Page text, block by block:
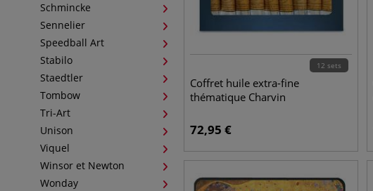
Schmincke
Sennelier
Speedball Art
Stabilo
Staedtler
Tombow
Tri-Art
Unison
Viquel
Winsor et Newton
Wonday
12 sets
Coffret huile extra-fine
thématique Charvin
72,95 €